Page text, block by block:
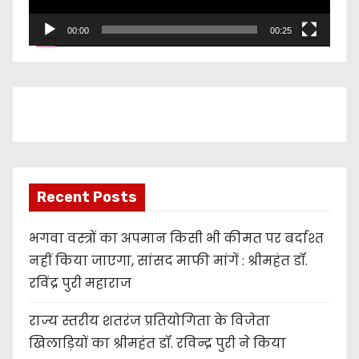
a
00:00 00:25
Recent Posts
भगवा वस्त्रों का अपमान किसी भी कीमत पर बर्दाश्त
नहीं किया जाएगा, सांसद माफी मांगें : श्रीमहंत डॉ.
रविंद्र पुरी महाराज
राज्य स्तरीय शतरंज प्रतियोगिता के विजेता
खिलाड़ियों का श्रीमहंत डॉ. रविन्द्र पुरी ने किया